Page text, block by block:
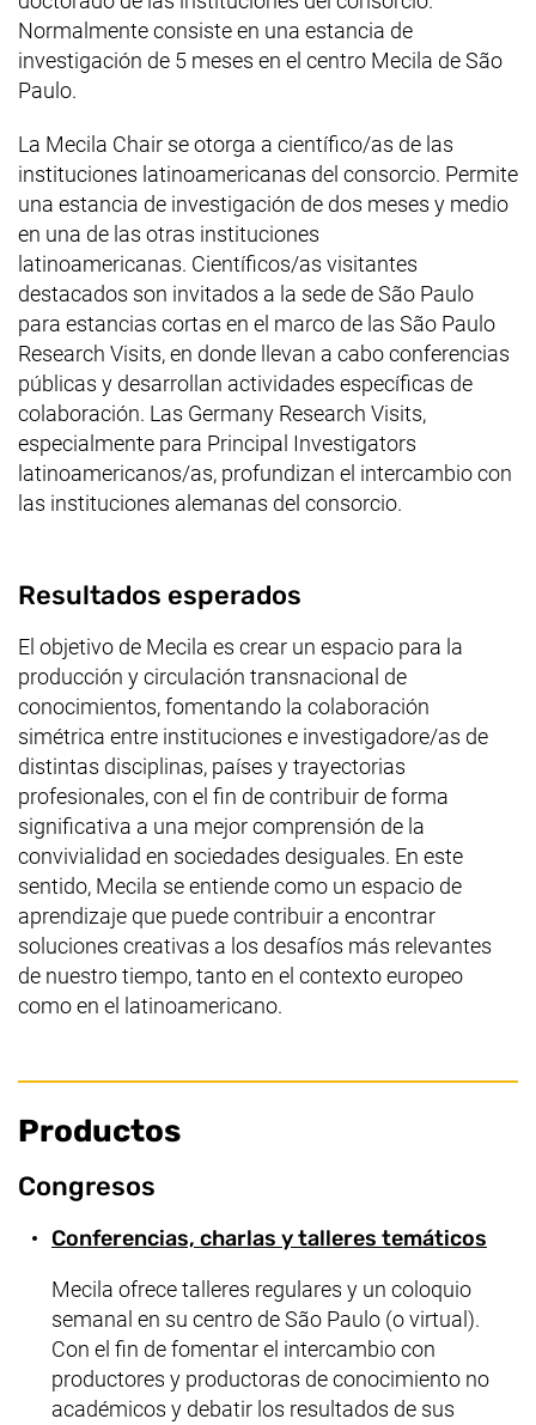
Normalmente consiste en una estancia de
investigación de 5 meses en el centro Mecila deSão
Paulo.
La Mecila Chair se otorga a científico/as de las
instituciones latinoamericanas del consorcio. Permite
una estancia de investigación de dos meses y medio
en una de las otras instituciones
latinoamericanas. Científicos/as visitantes
destacados son invitados a la sede deSão Paulo
para estancias cortas en el marco de las São Paulo
Research Visits, en donde llevan a cabo conferencias
públicas y desarrollan actividades específicas de
colaboración. Las Germany Research Visits,
especialmente para Principal Investigators
latinoamericanos/as, profundizan el intercambio con
las instituciones alemanas del consorcio.
Resultados esperados
El objetivo de Mecila es crear un espacio para la
producción y circulación transnacional de
conocimientos, fomentando la colaboración
simétrica entre instituciones e investigadore/as de
distintas disciplinas, países y trayectorias
profesionales, con el fin de contribuir de forma
significativa a una mejor comprensión de la
convivialidad en sociedades desiguales. En este
sentido, Mecila se entiende como un espacio de
aprendizaje que puede contribuir a encontrar
soluciones creativas a los desafíos más relevantes
de nuestro tiempo, tanto en el contexto europeo
como en el latinoamericano.
Productos
Congresos
Conferencias, charlas y talleres temáticos
Mecila ofrece talleres regulares y un coloquio
semanal en su centro deSão Paulo (o virtual).
Con el fin de fomentar el intercambio con
productores y productoras de conocimiento no
académicos y debatir los resultados de sus